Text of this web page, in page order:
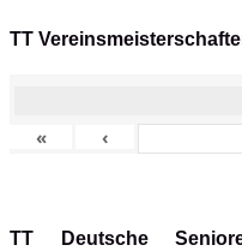
TT
« ‹
TT Deutsche